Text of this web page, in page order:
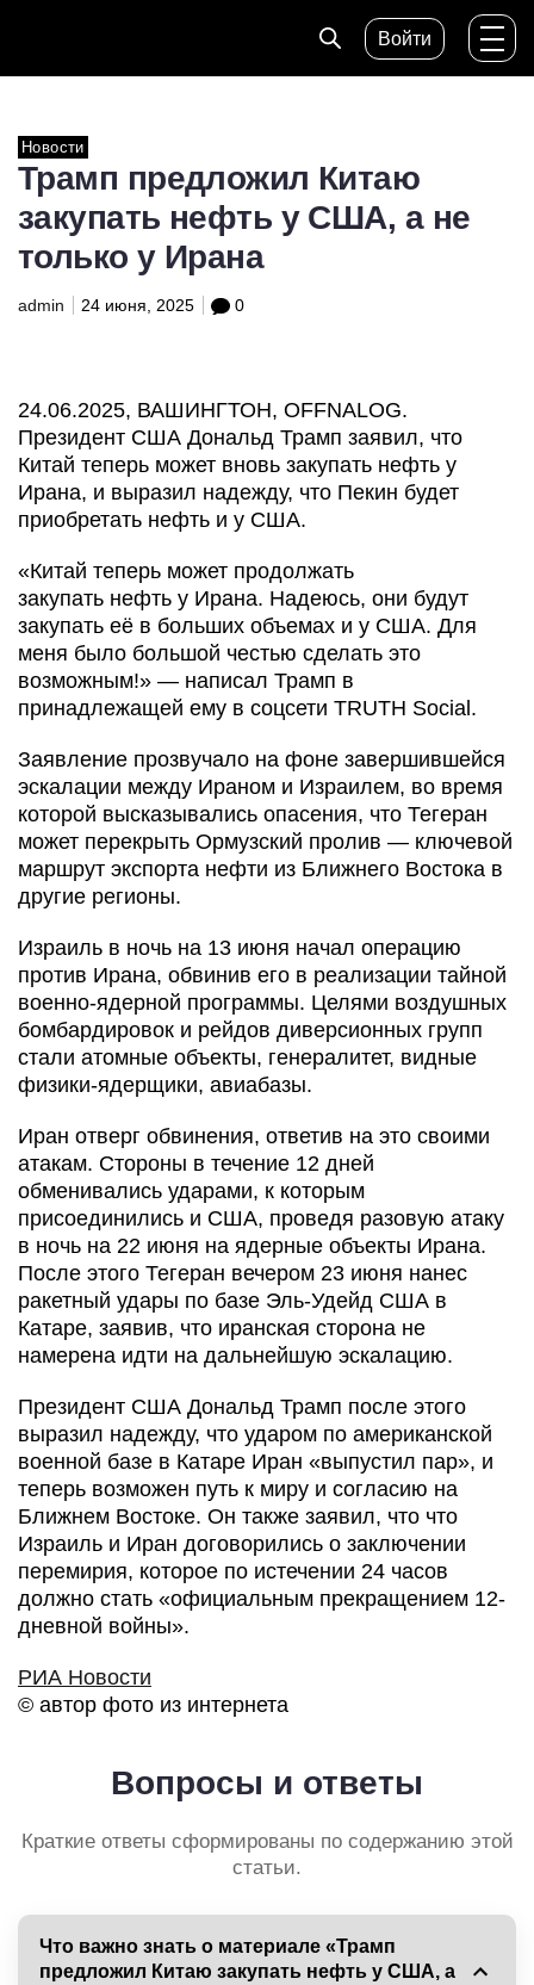
Войти
Новости
Трамп предложил Китаю
закупать нефть у США, а не
только у Ирана
admin 24 июня, 2025 0
24.06.2025, ВАШИНГТОН, OFFNALOG.
Президент США Дональд Трамп заявил, что
Китай теперь может вновь закупать нефть у
Ирана, и выразил надежду, что Пекин будет
приобретать нефть и у США.
«Китай теперь может продолжать
закупать нефть у Ирана. Надеюсь, они будут
закупать её в больших объемах и у США. Для
меня было большой честью сделать это
возможным!» — написал Трамп в
принадлежащей ему в соцсети TRUTH Social.
Заявление прозвучало на фоне завершившейся
эскалации между Ираном и Израилем, во время
которой высказывались опасения, что Тегеран
может перекрыть Ормузский пролив — ключевой
маршрут экспорта нефти из Ближнего Востока в
другие регионы.
Израиль в ночь на 13 июня начал операцию
против Ирана, обвинив его в реализации тайной
военно-ядерной программы. Целями воздушных
бомбардировок и рейдов диверсионных групп
стали атомные объекты, генералитет, видные
физики-ядерщики, авиабазы.
Иран отверг обвинения, ответив на это своими
атакам. Стороны в течение 12 дней
обменивались ударами, к которым
присоединились и США, проведя разовую атаку
в ночь на 22 июня на ядерные объекты Ирана.
После этого Тегеран вечером 23 июня нанес
ракетный удары по базе Эль-Удейд США в
Катаре, заявив, что иранская сторона не
намерена идти на дальнейшую эскалацию.
Президент США Дональд Трамп после этого
выразил надежду, что ударом по американской
военной базе в Катаре Иран «выпустил пар», и
теперь возможен путь к миру и согласию на
Ближнем Востоке. Он также заявил, что что
Израиль и Иран договорились о заключении
перемирия, которое по истечении 24 часов
должно стать «официальным прекращением 12-
дневной войны».
РИА Новости
© автор фото из интернета
Вопросы и ответы
Краткие ответы сформированы по содержанию этой
статьи.
Что важно знать о материале «Трамп
предложил Китаю закупать нефть у США, а